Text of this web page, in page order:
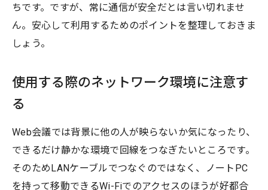
ちです。ですが、常に通信が安全だとは言い切れませ
ん。安心して利用するためのポイントを整理しておきま
しょう。
使用する際のネットワーク環境に注意す
る
Web会議では背景に他の人が映らないか気になったり、
できるだけ静かな環境で回線をつなぎたいところです。
そのためLANケーブルでつなぐのではなく、ノートPC
を持って移動できるWi-Fiでのアクセスのほうが好都合